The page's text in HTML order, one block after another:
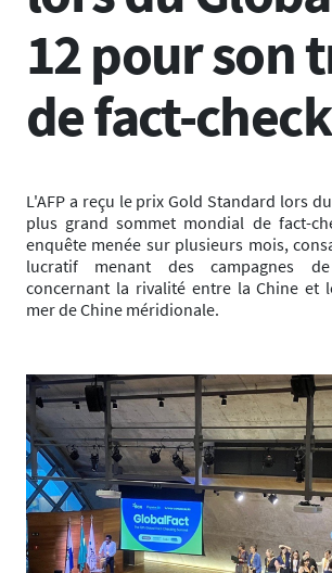
12 pour son
de fact-
L'AFP a reçu le prix Gold Standard lors
plus grand sommet mondial de fact-
enquête menée sur plusieurs mois,
lucratif menant des campagnes
concernant la rivalité entre la Chine et
mer de Chine méridionale.